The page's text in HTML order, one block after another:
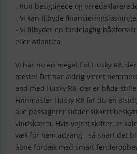
- Kun besigtigede og
- Vi kan tilbyde
- Vi tilbyder en fordelagtig
eller Atlantica
Vi har nu en meget flot Husky R8,
meste! Det har aldrig været
end med Husky R8, der er både
Finnmaster Husky R8 får du en
alle passagerer sidder sikkert
vindskærm. Hvis vejret skifter, er
væk for nem adgang - så snart det
åbne fordæk med smart